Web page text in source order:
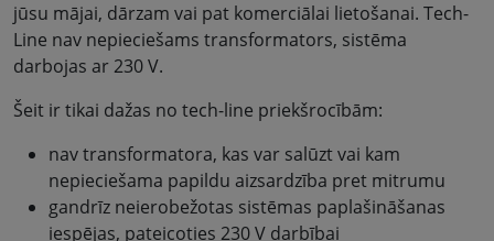
jūsu mājai, dārzam vai pat komerciālai lietošanai. Tech-
Line nav nepieciešams transformators, sistēma
darbojas ar 230 V.
Šeit ir tikai dažas no tech-line priekšrocībām:
nav transformatora, kas var salūzt vai kam
nepieciešama papildu aizsardzība pret mitrumu
gandrīz neierobežotas sistēmas paplašināšanas
iespējas, pateicoties 230 V darbībai